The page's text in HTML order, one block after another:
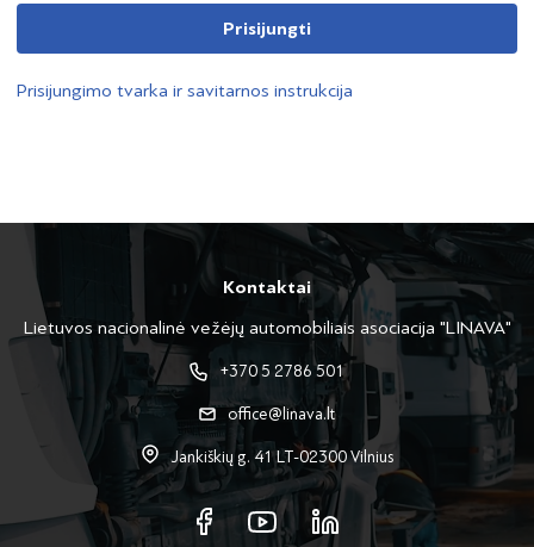
Prisijungti
Prisijungimo tvarka ir savitarnos instrukcija
Kontaktai
Lietuvos nacionalinė vežėjų automobiliais asociacija "LINAVA"
+370 5 2786 501
office@linava.lt
Jankiškių g. 41 LT-02300 Vilnius